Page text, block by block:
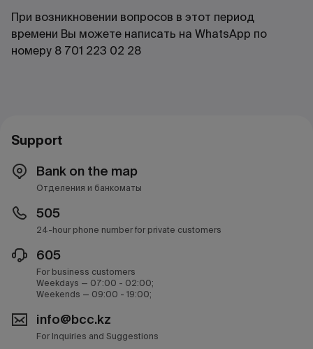
При возникновении вопросов в этот период
времени Вы можете написать на WhatsApp по
номеру 8 701 223 02 28
Support
Bank on the map
Отделения и банкоматы
505
24-hour phone number for private customers
605
For business customers
Weekdays — 07:00 - 02:00;
Weekends — 09:00 - 19:00;
info@bcc.kz
For Inquiries and Suggestions